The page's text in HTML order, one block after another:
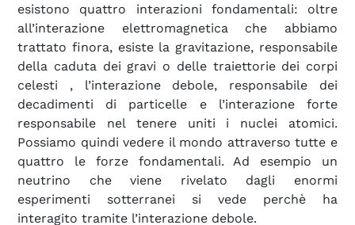
esistono quattro interazioni fondamentali: oltre
all’interazione elettromagnetica che abbiamo
trattato finora, esiste la gravitazione, responsabile
della caduta dei gravi o delle traiettorie dei corpi
celesti , l’interazione debole, responsabile dei
decadimenti di particelle e l’interazione forte
responsabile nel tenere uniti i nuclei atomici.
Possiamo quindi vedere il mondo attraverso tutte e
quattro le forze fondamentali. Ad esempio un
neutrino che viene rivelato dagli enormi
esperimenti sotterranei si vede perchè ha
interagito tramite l’interazione debole.